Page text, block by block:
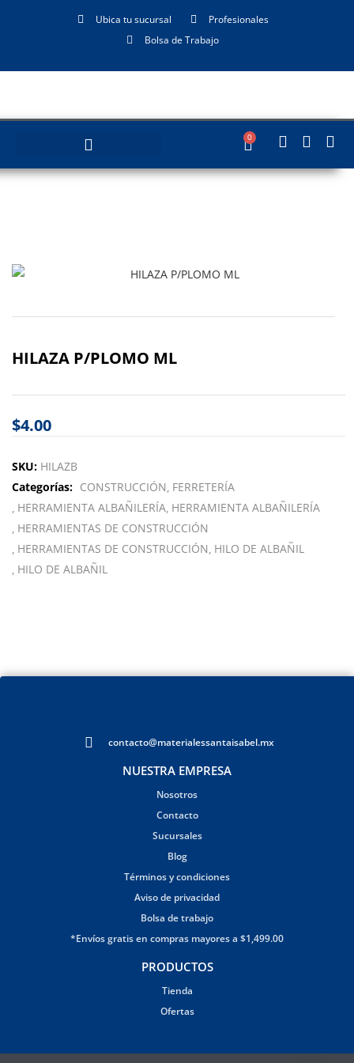
Ubica tu sucursal
Profesionales
Bolsa de Trabajo
0
HILAZA P/PLOMO ML
$4.00
SKU: HILAZB
Categorías: CONSTRUCCIÓN FERRETERÍA
HERRAMIENTA ALBAÑILERÍA HERRAMIENTA ALBAÑILERÍA
HERRAMIENTAS DE CONSTRUCCIÓN
HERRAMIENTAS DE CONSTRUCCIÓN HILO DE ALBAÑIL
HILO DE ALBAÑIL
contacto@materialessantaisabel.mx
NUESTRA EMPRESA
Nosotros
Contacto
Sucursales
Blog
Términos y condiciones
Aviso de privacidad
Bolsa de trabajo
*Envíos gratis en compras mayores a $1,499.00
PRODUCTOS
Tienda
Ofertas